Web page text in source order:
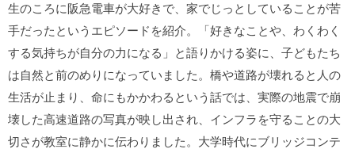
生のころに阪急電車が大好きで、家でじっとしていることが苦
手だったというエピソードを紹介。「好きなことや、わくわく
する気持ちが自分の力になる」と語りかける姿に、子どもたち
は自然と前のめりになっていました。橋や道路が壊れると人の
生活が止まり、命にもかかわるという話では、実際の地震で崩
壊した高速道路の写真が映し出され、インフラを守ることの大
切さが教室に静かに伝わりました。大学時代にブリッジコンテ